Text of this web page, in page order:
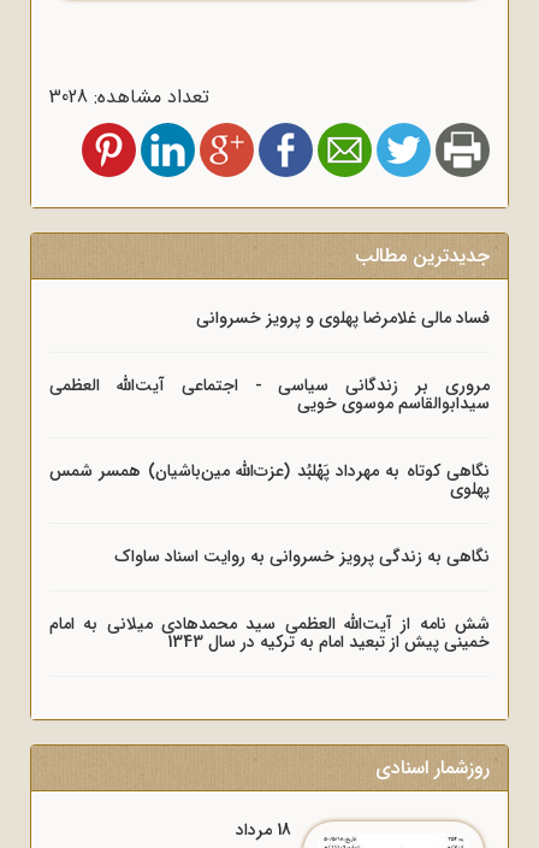
تعداد مشاهده: 3028
جدیدترین مطالب
فساد مالی غلامرضا پهلوی و پرویز خسروانی
مروری بر زندگانی سیاسی - اجتماعی آیت‌الله العظمی
سیدابوالقاسم موسوی خویی
نگاهی کوتاه به مهرداد پَهْلبُد (عزت‌الله مین‌باشیان) همسر شمس
پهلوی
نگاهی به زندگی پرویز خسروانی به روایت اسناد ساواک
شش نامه از آیت‌الله العظمی سید محمدهادی میلانی به امام
خمینی پیش از تبعید امام به ترکیه در سال 1343
روزشمار اسنادی
18 مرداد